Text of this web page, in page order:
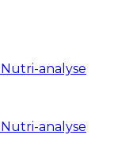
Nutri-analyse
Nutri-analyse